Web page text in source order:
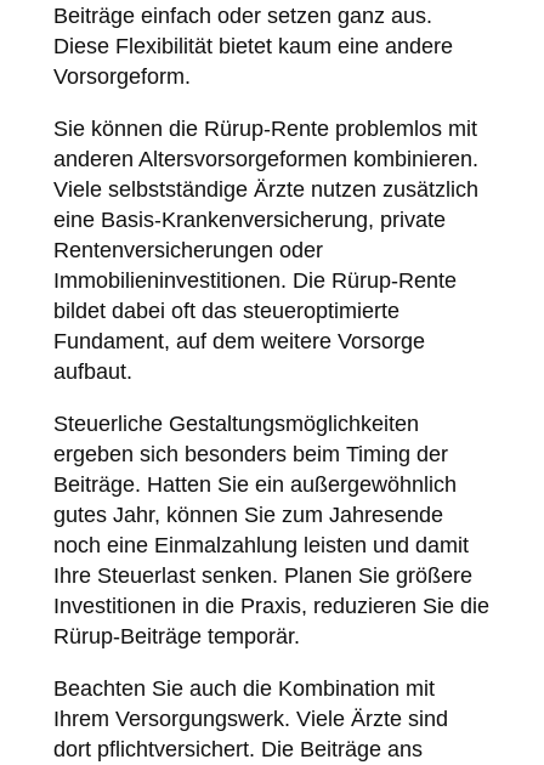
Beiträge einfach oder setzen ganz aus.
Diese Flexibilität bietet kaum eine andere
Vorsorgeform.
Sie können die Rürup-Rente problemlos mit
anderen Altersvorsorgeformen kombinieren.
Viele selbstständige Ärzte nutzen zusätzlich
eine Basis-Krankenversicherung, private
Rentenversicherungen oder
Immobilieninvestitionen. Die Rürup-Rente
bildet dabei oft das steueroptimierte
Fundament, auf dem weitere Vorsorge
aufbaut.
Steuerliche Gestaltungsmöglichkeiten
ergeben sich besonders beim Timing der
Beiträge. Hatten Sie ein außergewöhnlich
gutes Jahr, können Sie zum Jahresende
noch eine Einmalzahlung leisten und damit
Ihre Steuerlast senken. Planen Sie größere
Investitionen in die Praxis, reduzieren Sie die
Rürup-Beiträge temporär.
Beachten Sie auch die Kombination mit
Ihrem Versorgungswerk. Viele Ärzte sind
dort pflichtversichert. Die Beiträge ans